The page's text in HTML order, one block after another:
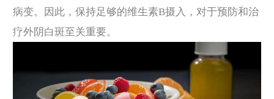
病变。因此，保持足够的维生素B摄入，对于预防和治
疗外阴白斑至关重要。